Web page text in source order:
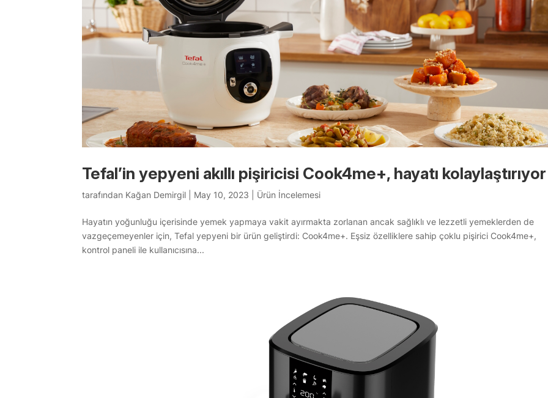
Tefal’in yepyeni akıllı pişiricisi Cook4me+, hayatı kolaylaştırıyor
tarafından Kağan Demirgil May 10, 2023 Ürün İncelemesi
Hayatın yoğunluğu içerisinde yemek yapmaya vakit ayırmakta zorlanan ancak sağlıklı ve lezzetli yemeklerden de
vazgeçemeyenler için, Tefal yepyeni bir ürün geliştirdi: Cook4me+. Eşsiz özelliklere sahip çoklu pişirici Cook4me+,
kontrol paneli ile kullanıcısına...